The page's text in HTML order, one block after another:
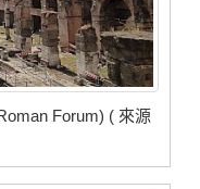
Forum) ( 來源